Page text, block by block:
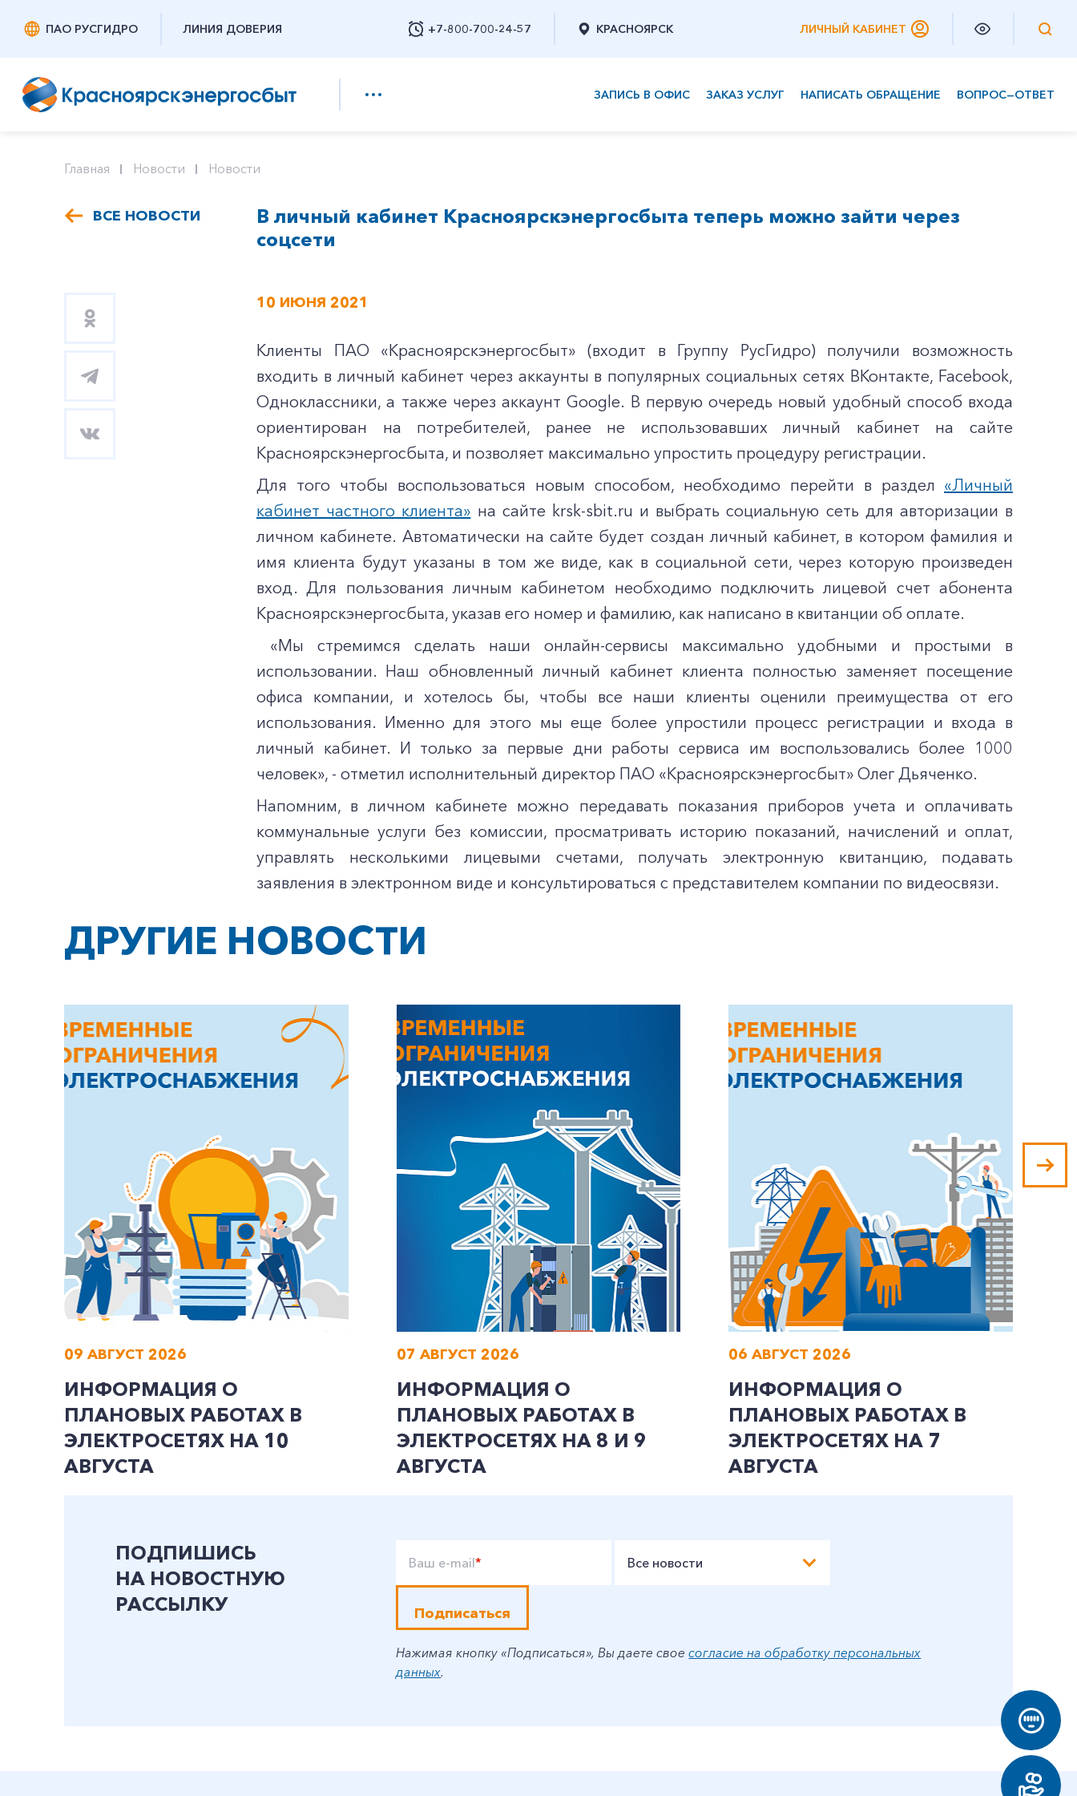
ПАО РУСГИДРО ЛИНИЯ ДОВЕРИЯ +7-800-700-24-57
Заказать обратный звонок
КРАСНОЯРСК ЛИЧНЫЙ КАБИНЕТ
ЗАПИСЬ В ОФИС ЗАКАЗ УСЛУГ НАПИСАТЬ ОБРАЩЕНИЕ ВОПРОС—ОТВЕТ
+7-800-700-24-57
Заказать обратный звонок
Частным клиентам
Главная Новости Новости
ВСЕ НОВОСТИ
В личный кабинет Красноярскэнергосбыта теперь можно зайти через
соцсети
10 ИЮНЯ 2021
Клиенты ПАО «Красноярскэнергосбыт» (входит в Группу РусГидро) получили возможность
входить в личный кабинет через аккаунты в популярных социальных сетях ВКонтакте, Facebook,
Одноклассники, а также через аккаунт Google. В первую очередь новый удобный способ входа
ориентирован на потребителей, ранее не использовавших личный кабинет на сайте
Красноярскэнергосбыта, и позволяет максимально упростить процедуру регистрации.
Для того чтобы воспользоваться новым способом, необходимо перейти в раздел «Личный
кабинет частного клиента» на сайте krsk-sbit.ru и выбрать социальную сеть для авторизации в
личном кабинете. Автоматически на сайте будет создан личный кабинет, в котором фамилия и
имя клиента будут указаны в том же виде, как в социальной сети, через которую произведен
вход. Для пользования личным кабинетом необходимо подключить лицевой счет абонента
Красноярскэнергосбыта, указав его номер и фамилию, как написано в квитанции об оплате.
«Мы стремимся сделать наши онлайн-сервисы максимально удобными и простыми в
использовании. Наш обновленный личный кабинет клиента полностью заменяет посещение
офиса компании, и хотелось бы, чтобы все наши клиенты оценили преимущества от его
использования. Именно для этого мы еще более упростили процесс регистрации и входа в
личный кабинет. И только за первые дни работы сервиса им воспользовались более 1000
человек», - отметил исполнительный директор ПАО «Красноярскэнергосбыт» Олег Дьяченко.
Напомним, в личном кабинете можно передавать показания приборов учета и оплачивать
коммунальные услуги без комиссии, просматривать историю показаний, начислений и оплат,
управлять несколькими лицевыми счетами, получать электронную квитанцию, подавать
заявления в электронном виде и консультироваться с представителем компании по видеосвязи.
ДРУГИЕ НОВОСТИ
09 АВГУСТ 2026
ИНФОРМАЦИЯ О
ПЛАНОВЫХ РАБОТАХ В
ЭЛЕКТРОСЕТЯХ НА 10
АВГУСТА
07 АВГУСТ 2026
ИНФОРМАЦИЯ О
ПЛАНОВЫХ РАБОТАХ В
ЭЛЕКТРОСЕТЯХ НА 8 И 9
АВГУСТА
06 АВГУСТ 2026
ИНФОРМАЦИЯ О
ПЛАНОВЫХ РАБОТАХ В
ЭЛЕКТРОСЕТЯХ НА 7
АВГУСТА
ПОДПИШИСЬ
НА НОВОСТНУЮ
РАССЫЛКУ
Ваш e-mail* Все новости
Подписаться
Нажимая кнопку «Подписаться», Вы даете своесогласие на обработку персональных
данных.